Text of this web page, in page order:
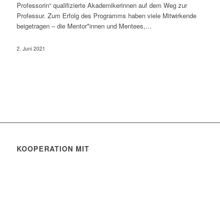
Professorin“ qualifizierte Akademikerinnen auf dem Weg zur
Professur. Zum Erfolg des Programms haben viele Mitwirkende
beigetragen – die Mentor*innen und Mentees,…
2. Juni 2021
KOOPERATION MIT